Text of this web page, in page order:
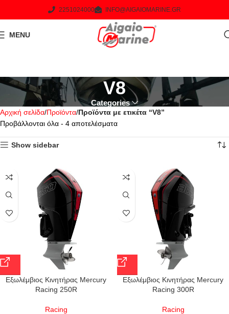
2251024000 INFO@AIGAIOMARINE.GR
MENU
V8
Categories
Αρχική σελίδα Προϊόντα Προϊόντα με ετικέτα “V8”
Προβάλλονται όλα - 4 αποτελέσματα
Show sidebar
Εξωλέμβιος Κινητήρας Mercury
Racing 250R
Racing
Εξωλέμβιος Κινητήρας Mercury
Racing 300R
Racing